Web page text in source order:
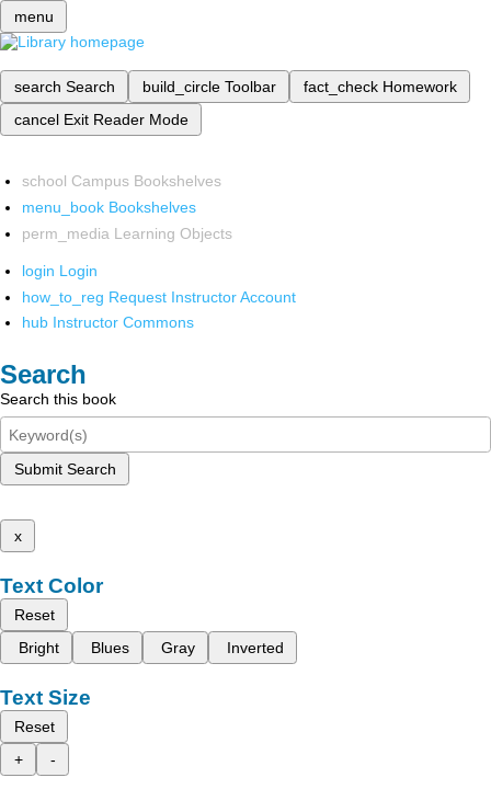
menu
search Search build_circle Toolbar fact_check Homework
cancel Exit Reader Mode
school Campus Bookshelves
menu_book Bookshelves
perm_media Learning Objects
login Login
how_to_reg Request Instructor Account
hub Instructor Commons
Search
Search this book
Submit Search
x
Text Color
Reset
Bright
Blues Gray Inverted
Text Size
Reset
+
-